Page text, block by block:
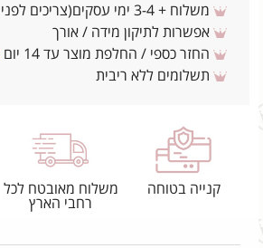
משלוח + 3-4 ימי עסקים(צריכים לפני ? צרו איתנו קשר)
אפשרות לתיקון מידה / אורך
החזר כספי / החלפת מוצר עד 14 יום
תשלומים ללא ריבית
קנייה בטוחה
משלוח מאובטח לכל
רחבי הארץ